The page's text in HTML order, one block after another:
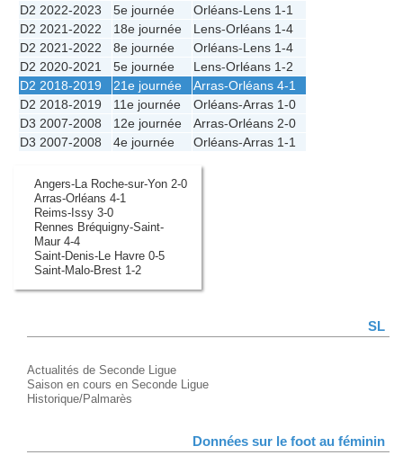
D2 2022-2023
5e journée Orléans-Lens 1-1
D2 2021-2022
18e journée Lens-Orléans 1-4
D2 2021-2022
8e journée Orléans-Lens 1-4
D2 2020-2021
5e journée Lens-Orléans 1-2
D2 2018-2019
21e journée Arras-Orléans 4-1
D2 2018-2019
11e journée Orléans-Arras 1-0
D3 2007-2008
12e journée Arras-Orléans 2-0
D3 2007-2008
4e journée Orléans-Arras 1-1
Angers-La Roche-sur-Yon 2-0
Arras-Orléans 4-1
Reims-Issy 3-0
Rennes Bréquigny-Saint-
Maur 4-4
Saint-Denis-Le Havre 0-5
Saint-Malo-Brest 1-2
SL
Actualités de Seconde Ligue
Saison en cours en Seconde Ligue
Historique/Palmarès
Données sur le foot au féminin